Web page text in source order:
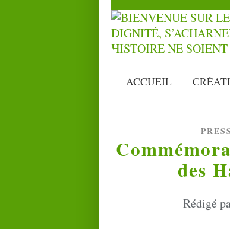
ACCUEIL
des
Rédigé